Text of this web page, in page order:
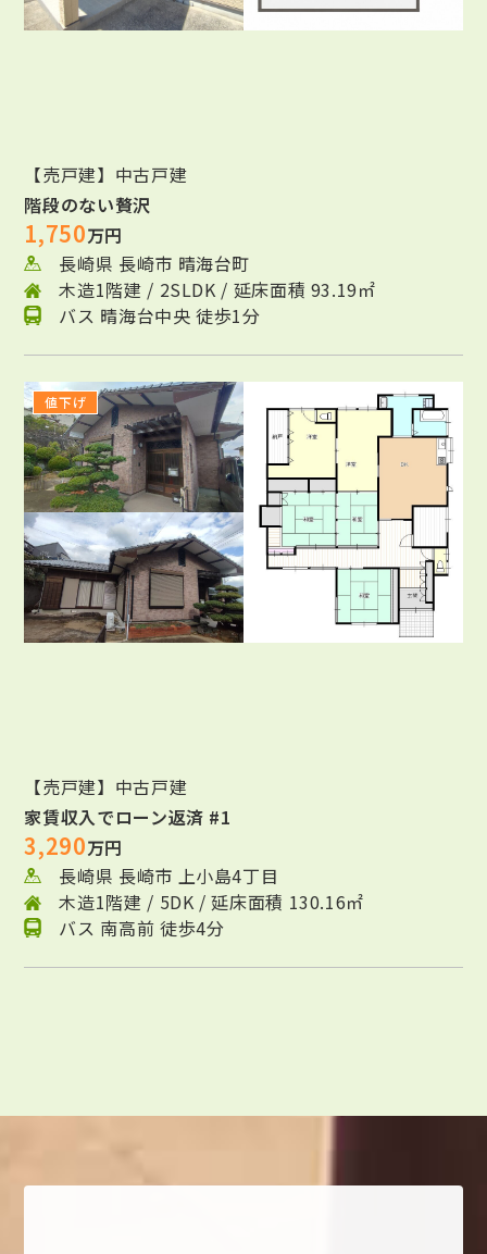
【売戸建】中古戸建
階段のない贅沢
1,750万円
長崎県 長崎市 晴海台町
木造1階建 / 2SLDK / 延床面積 93.19㎡
バス 晴海台中央 徒歩1分
値下げ
【売戸建】中古戸建
家賃収入でローン返済 #1
3,290万円
長崎県 長崎市 上小島4丁目
木造1階建 / 5DK / 延床面積 130.16㎡
バス 南高前 徒歩4分